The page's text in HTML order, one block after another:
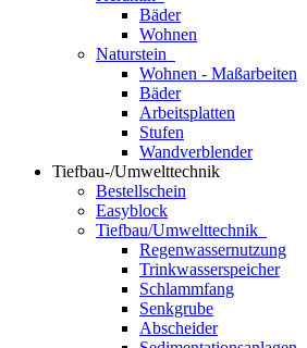
Bäder
Wohnen
Naturstein
Wohnen - Maßarbeiten
Bäder
Arbeitsplatten
Stufen
Wandverblender
Tiefbau-/Umwelttechnik
Bestellschein
Easyblock
Tiefbau/Umwelttechnik
Regenwassernutzung
Trinkwasserspeicher
Schlammfang
Senkgrube
Abscheider